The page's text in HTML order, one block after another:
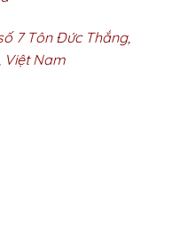
7 Tôn Đức Thắng,
Việt Nam